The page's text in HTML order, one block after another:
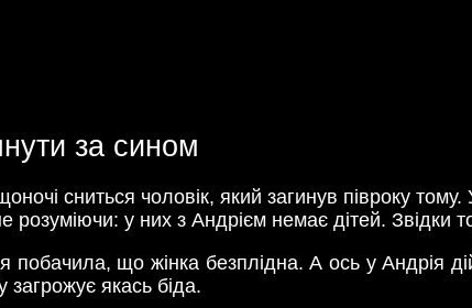
за сином
сниться чоловік, який загинув півроку
у них з Андрієм немає дітей. Звідки
що жінка безплідна. А ось у Андрія
якась біда.